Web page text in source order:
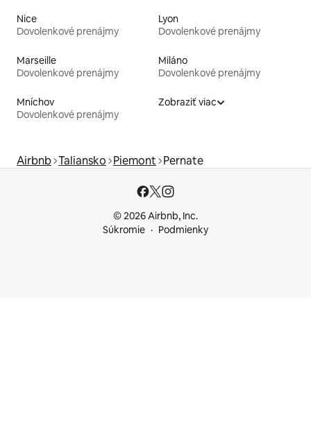
Nice
Dovolenkové prenájmy
Lyon
Dovolenkové prenájmy
Marseille
Dovolenkové prenájmy
Miláno
Dovolenkové prenájmy
Mníchov
Dovolenkové prenájmy
Zobraziť viac
Airbnb Taliansko Piemont Pernate
© 2026 Airbnb, Inc.
Súkromie
Podmienky